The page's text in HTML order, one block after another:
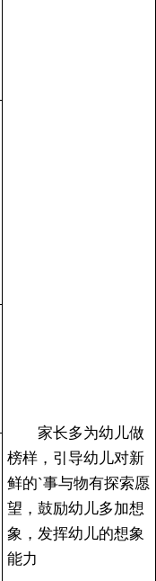
家长多为幼儿做
榜样，引导幼儿对新
鲜的`事与物有探索愿
望，鼓励幼儿多加想
象，发挥幼儿的想象
能力